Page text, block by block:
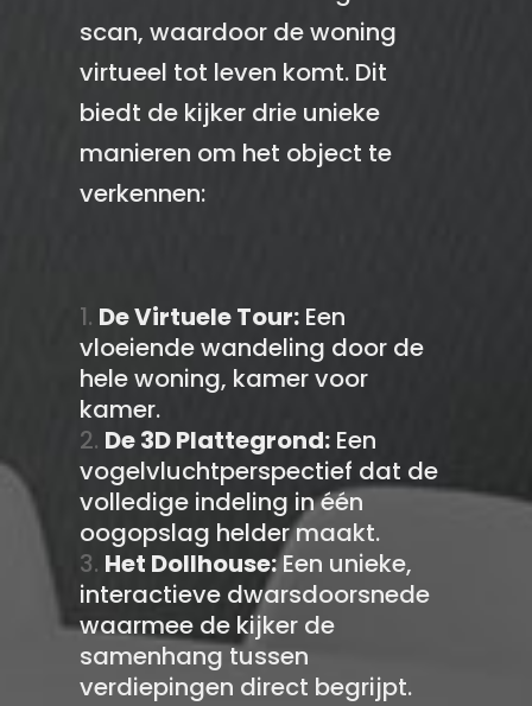
scan, waardoor de woning
virtueel tot leven komt. Dit
biedt de kijker drie unieke
manieren om het object te
verkennen:
De Virtuele Tour: Een
vloeiende wandeling door de
hele woning, kamer voor
kamer.
De 3D Plattegrond: Een
vogelvluchtperspectief dat de
volledige indeling in één
oogopslag helder maakt.
Het Dollhouse:Een unieke,
interactieve dwarsdoorsnede
waarmee de kijker de
samenhang tussen
verdiepingen direct begrijpt.